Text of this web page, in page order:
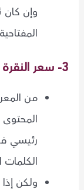
وإن كان
3- سعر النقرة
المحتوى
رئيسي
الكلمات
ولكن